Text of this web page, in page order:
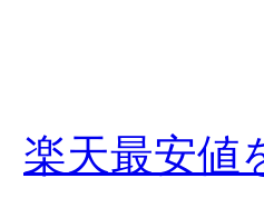
楽天最安値